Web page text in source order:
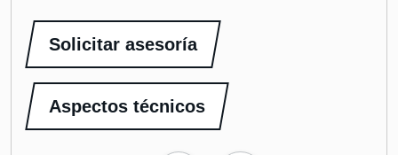
Solicitar asesoría
Aspectos técnicos